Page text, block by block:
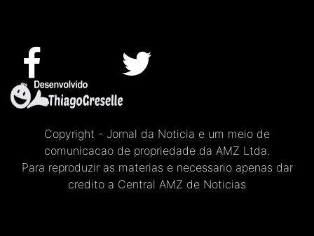
Copyright - Jornal da Noticia e um meio de
comunicacao de propriedade da AMZ Ltda.
Para reproduzir as materias e necessario apenas dar
credito a Central AMZ de Noticias